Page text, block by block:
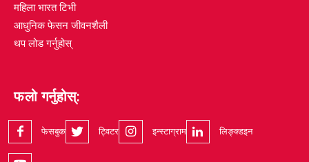
महिला भारत टिभी
आधुनिक फेसन जीवनशैली
थप लोड गर्नुहोस्
फलो गर्नुहोस्:
फेसबुक ट्विटर इन्स्टाग्राम लिङ्क्डइन